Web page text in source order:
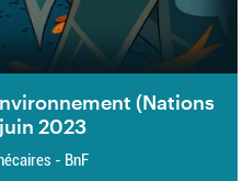
(Nations
2023
- BnF